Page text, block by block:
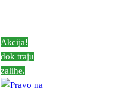
Akcija!
dok traju
zalihe.